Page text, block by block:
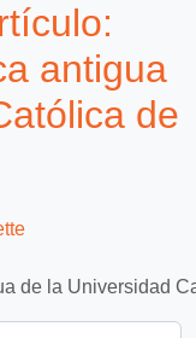
antigua
de
de la Universidad